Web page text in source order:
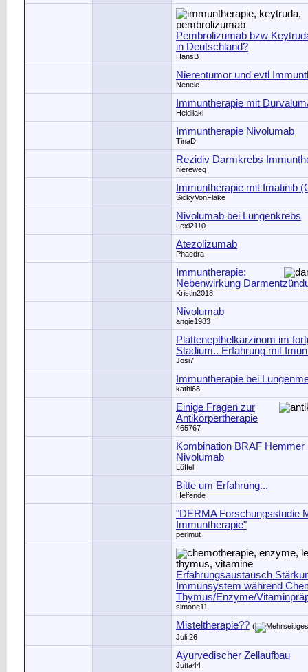
Pembrolizumab bzw
in Deutschland?
HansB
Nierentumor und evtl
Nenele
Immuntherapie mit
Heidilaki
Immuntherapie Nivolumab
TinaD
Rezidiv Darmkrebs
niereweg
Immuntherapie mit Imatinib
SickyVonFlake
Nivolumab bei Lungenkrebs
Lexi2110
Atezolizumab
Phaedra
Immuntherapie:
Nebenwirkung
Kristin2018
Nivolumab
angie1983
Plattenepthelkarzinom im
Stadium.. Erfahrung mit
Josi7
Immuntherapie bei
kathi68
Einige Fragen zur
Antikörpertherapie
465767
Kombination BRAF Hemmer
Nivolumab
Löffel
Bitte um Erfahrung...
Helfende
"DERMA Forschungsstudie
Immuntherapie"
perlmut
Erfahrungsaustausch
Immunsystem während
Thymus/Enzyme/
simone11
Misteltherapie?? (
Juli 26
Ayurvedischer Zellaufbau
Jutta44